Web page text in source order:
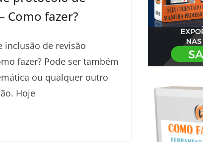
Como fazer?
inclusão de revisão
fazer? Pode ser também
ou qualquer outro
Hoje